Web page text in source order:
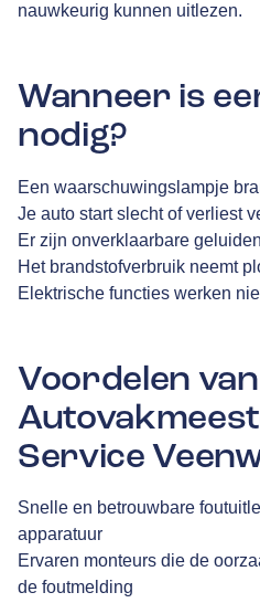
nauwkeurig kunnen uitlezen.
Wanneer is
nodig?
Een waarschuwingslampje
Je auto start slecht of verliest
Er zijn onverklaarbare
Het brandstofverbruik neemt
Elektrische functies werken
Voordelen
Service
Snelle en betrouwbare
apparatuur
Ervaren monteurs die de
de foutmelding